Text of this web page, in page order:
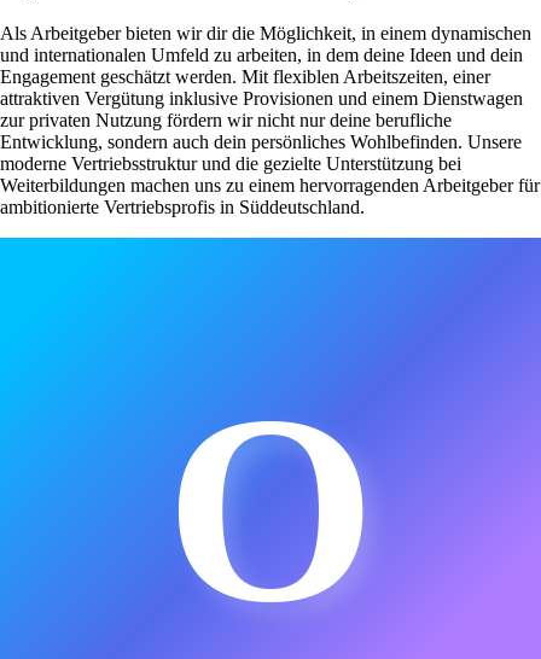
Als Arbeitgeber bieten wir dir die Möglichkeit, in einem dynamischen
und internationalen Umfeld zu arbeiten, in dem deine Ideen und dein
Engagement geschätzt werden. Mit flexiblen Arbeitszeiten, einer
attraktiven Vergütung inklusive Provisionen und einem Dienstwagen
zur privaten Nutzung fördern wir nicht nur deine berufliche
Entwicklung, sondern auch dein persönliches Wohlbefinden. Unsere
moderne Vertriebsstruktur und die gezielte Unterstützung bei
Weiterbildungen machen uns zu einem hervorragenden Arbeitgeber für
ambitionierte Vertriebsprofis in Süddeutschland.
O